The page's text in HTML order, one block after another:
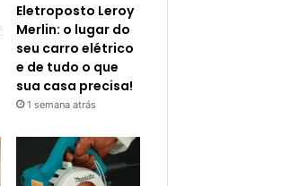
Eletroposto Leroy
Merlin: o lugar do
seu carro elétrico
e de tudo o que
sua casa precisa!
1 semana atrás